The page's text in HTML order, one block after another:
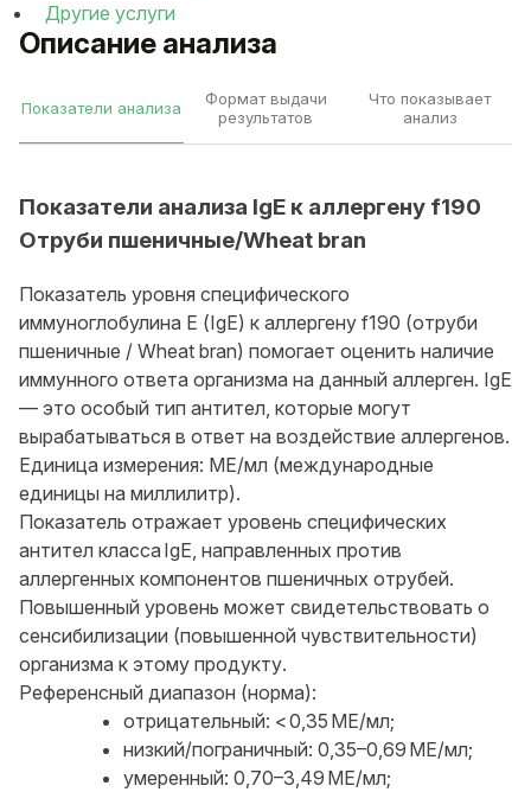
Описание анализа
Показатели анализа
Формат выдачи
результатов
Что показывает
анализ
Показатели анализа IgE к аллергену f190
Отруби пшеничные/Wheat bran
Показатель уровня специфического
иммуноглобулина Е (IgE) к аллергену f190 (отруби
пшеничные / Wheat bran) помогает оценить наличие
иммунного ответа организма на данный аллерген. IgE
— это особый тип антител, которые могут
вырабатываться в ответ на воздействие аллергенов.
Единица измерения: МЕ/мл (международные
единицы на миллилитр).
Показатель отражает уровень специфических
антител класса IgE, направленных против
аллергенных компонентов пшеничных отрубей.
Повышенный уровень может свидетельствовать о
сенсибилизации (повышенной чувствительности)
организма к этому продукту.
Референсный диапазон (норма):
отрицательный: < 0,35 МЕ/мл;
низкий/пограничный: 0,35–0,69 МЕ/мл;
умеренный: 0,70–3,49 МЕ/мл;
Другие услуги